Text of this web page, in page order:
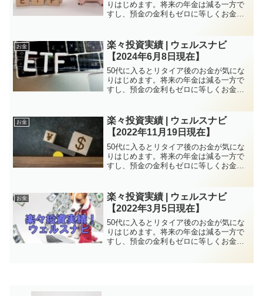
りはじめます。将来の年金は減る一方で
すし、預金の金利もゼロに等しくお金を
代は資産構築にはチャンスと言えます。
株式投資、FXなど方...
お金
楽々投資実績 | ウェルスナビ
【2024年6月8日現在】
50代に入るとリタイア後のお金が気にな
りはじめます。将来の年金は減る一方で
すし、預金の金利もゼロに等しくお金を
代は資産構築にはチャンスと言えます。
株式投資、FXなど方...
お金
楽々投資実績 | ウェルスナビ
【2022年11月19日現在】
50代に入るとリタイア後のお金が気にな
りはじめます。将来の年金は減る一方で
すし、預金の金利もゼロに等しくお金を
代は資産構築にはチャンスと言えます。
株式投資、FXなど方...
お金
楽々投資実績 | ウェルスナビ
【2022年3月5日現在】
50代に入るとリタイア後のお金が気にな
りはじめます。将来の年金は減る一方で
すし、預金の金利もゼロに等しくお金を